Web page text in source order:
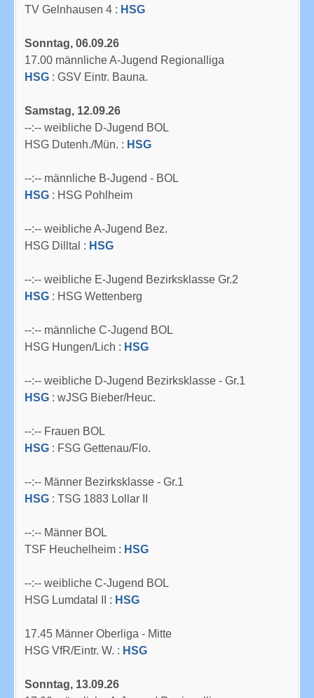
TV Gelnhausen 4 : HSG
Sonntag, 06.09.26
17.00 männliche A-Jugend Regionalliga
HSG : GSV Eintr. Bauna.
Samstag, 12.09.26
--:-- weibliche D-Jugend BOL
HSG Dutenh./Mün. : HSG
--:-- männliche B-Jugend - BOL
HSG : HSG Pohlheim
--:-- weibliche A-Jugend Bez.
HSG Dilltal : HSG
--:-- weibliche E-Jugend Bezirksklasse Gr.2
HSG : HSG Wettenberg
--:-- männliche C-Jugend BOL
HSG Hungen/Lich : HSG
--:-- weibliche D-Jugend Bezirksklasse - Gr.1
HSG : wJSG Bieber/Heuc.
--:-- Frauen BOL
HSG : FSG Gettenau/Flo.
--:-- Männer Bezirksklasse - Gr.1
HSG : TSG 1883 Lollar II
--:-- Männer BOL
TSF Heuchelheim : HSG
--:-- weibliche C-Jugend BOL
HSG Lumdatal II : HSG
17.45 Männer Oberliga - Mitte
HSG VfR/Eintr. W. : HSG
Sonntag, 13.09.26